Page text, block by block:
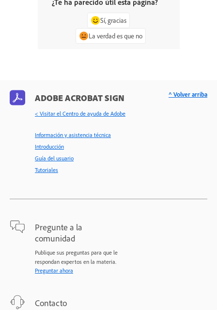
¿Te ha parecido útil esta página?
Sí, gracias
La verdad es que no
ADOBE ACROBAT SIGN
< Visitar el Centro de ayuda de Adobe
Información y asistencia técnica
Introducción
Guía del usuario
Tutoriales
Pregunte a la
comunidad
Publique sus preguntas para que le
respondan expertos en la materia.
Preguntar ahora
Contacto
^ Volver arriba